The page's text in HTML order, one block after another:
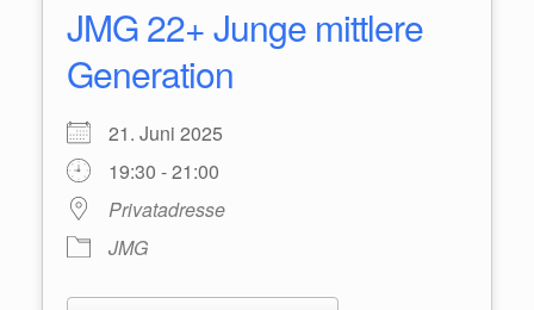
JMG 22+ Junge mittlere
Generation
21. Juni 2025
19:30 - 21:00
Privatadresse
JMG